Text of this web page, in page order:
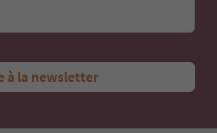
à la newsletter